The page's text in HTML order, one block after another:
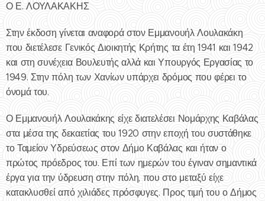
Ο Ε. ΛΟΥΛΑΚΑΚΗΣ
Στην έκδοση γίνεται αναφορά στον Εμμανουήλ Λουλακάκη
που διετέλεσε Γενικός Διοικητής Κρήτης τα έτη 1941 και 1942
και στη συνέχεια Βουλευτής αλλά και Υπουργός Εργασίας το
1949. Στην πόλη των Χανίων υπάρχει δρόμος που φέρει το
όνομά του.
Ο Εμμανουήλ Λουλακάκης είχε διατελέσει Νομάρχης Καβάλας
στα μέσα της δεκαετίας του 1920 στην εποχή του συστάθηκε
το Ταμείον Υδρεύσεως στον Δήμο Καβάλας και ήταν ο
πρώτος πρόεδρος του. Επί των ημερών του έγιναν σημαντικά
έργα για την ύδρευση στην πόλη, που στο μεταξύ είχε
κατακλυσθεί από χιλιάδες πρόσφυγες. Προς τιμή του ο Δήμος